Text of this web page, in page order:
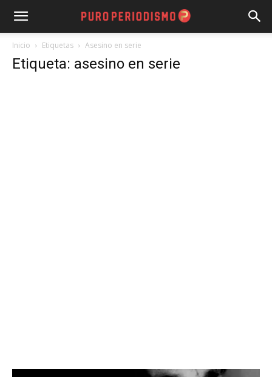
Inicio Etiquetas Asesino en serie
Etiqueta: asesino en serie